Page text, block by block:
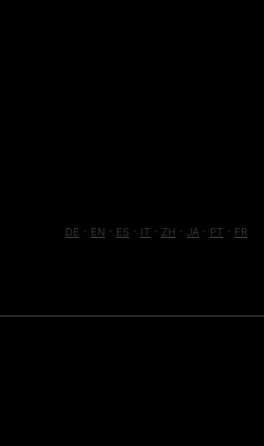
DE EN ES IT ZH JA PT FR